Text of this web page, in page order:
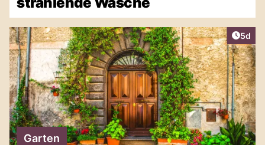
5d
Garten